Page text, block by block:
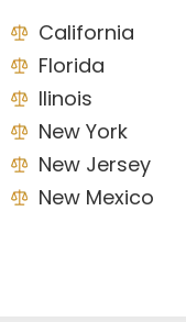
California
Florida
Ilinois
New York
New Jersey
New Mexico